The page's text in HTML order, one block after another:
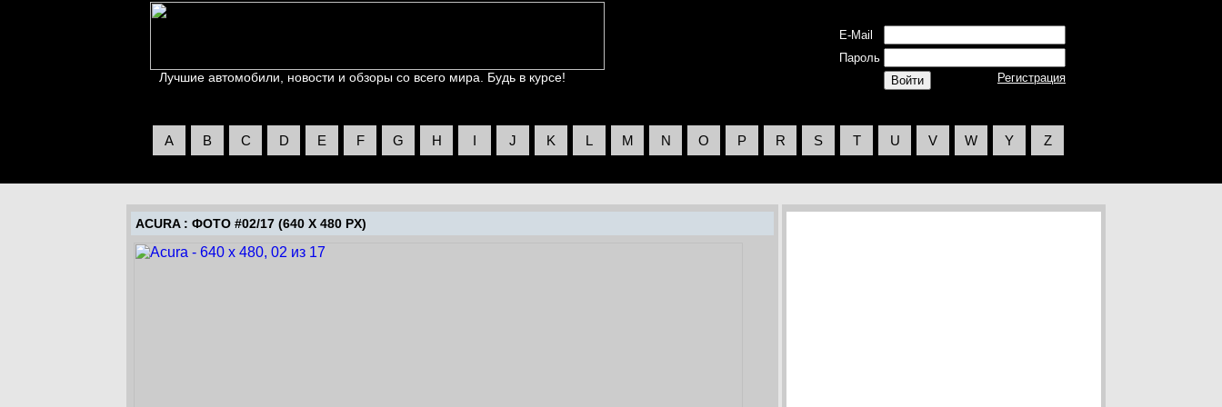
Лучшие автомобили, новости и обзоры со всего мира. Будь в курсе!
E-Mail
Пароль
Регистрация
A B C D E F G H I J K L M N O P R S T U V W Y Z
ACURA: ФОТО #02/17 (640 X 480 PX)